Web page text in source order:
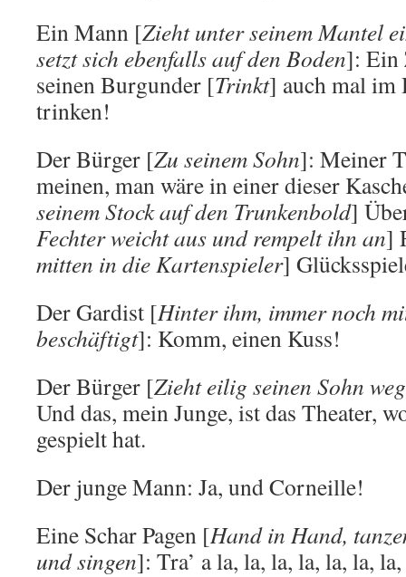
Ein Mann [Zieht unter seinem Mantel
setzt sich ebenfalls auf den Boden]: Ein
seinen Burgunder [Trinkt] auch mal im
trinken!
Der Bürger [Zu seinem Sohn]: Meiner
meinen, man wäre in einer dieser
seinem Stock auf den Trunkenbold]
Fechter weicht aus und rempelt ihn an]
mitten in die Kartenspieler]
Der Gardist [Hinter ihm, immer noch
beschäftigt]: Komm, einen Kuss!
Der Bürger [Zieht eilig seinen Sohn weg
Und das, mein Junge, ist das Theater,
gespielt hat.
Der junge Mann: Ja, und Corneille!
Eine Schar Pagen [Hand in Hand,
und singen]: Tra’ a la, la, la, la, la, la,